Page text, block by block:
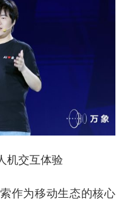
机交互体验
作为移动生态的核心